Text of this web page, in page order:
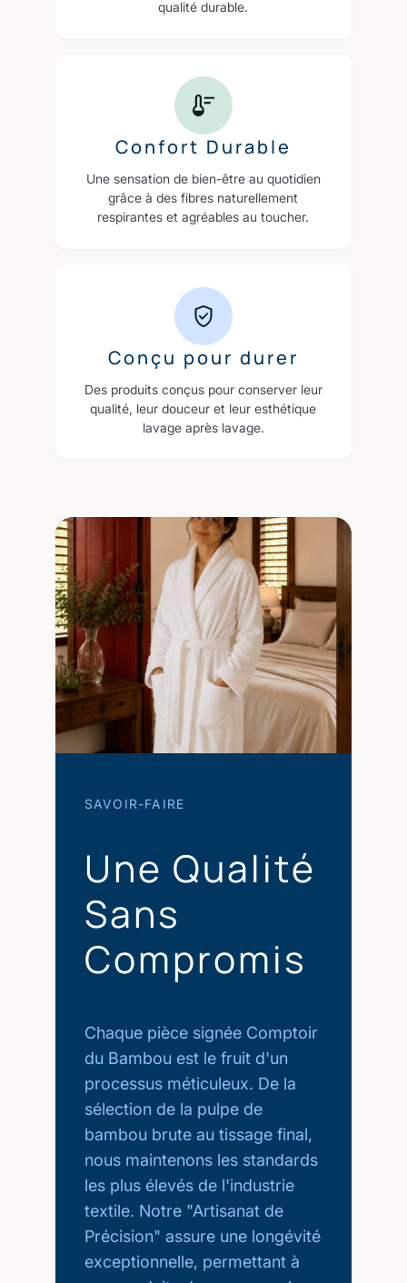
qualité durable.
Confort Durable
Une sensation de bien-être au quotidien
grâce à des fibres naturellement
respirantes et agréables au toucher.
Conçu pour durer
Des produits conçus pour conserver leur
qualité, leur douceur et leur esthétique
lavage après lavage.
SAVOIR-FAIRE
Une Qualité
Sans
Compromis
Chaque pièce signée Comptoir
du Bambou est le fruit d'un
processus méticuleux. De la
sélection de la pulpe de
bambou brute au tissage final,
nous maintenons les standards
les plus élevés de l'industrie
textile. Notre "Artisanat de
Précision" assure une longévité
exceptionnelle, permettant à